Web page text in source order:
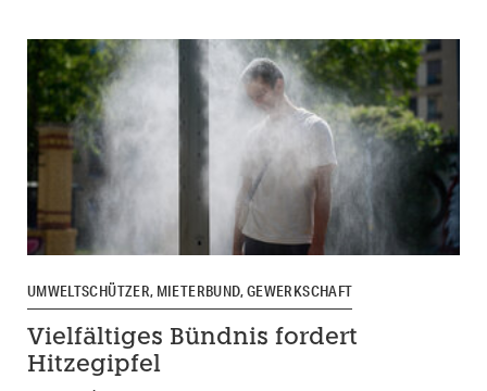
UMWELTSCHÜTZER, MIETERBUND, GEWERKSCHAFT
Vielfältiges Bündnis fordert
Hitzegipfel